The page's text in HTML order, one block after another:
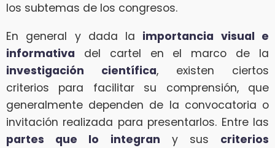
los subtemas de los congresos.
En general y dada la importancia visual e
informativa del cartel en el marco de la
investigación científica, existen ciertos
criterios para facilitar su comprensión, que
generalmente dependen de la convocatoria o
invitación realizada para presentarlos. Entre las
partes que lo integran y sus criterios